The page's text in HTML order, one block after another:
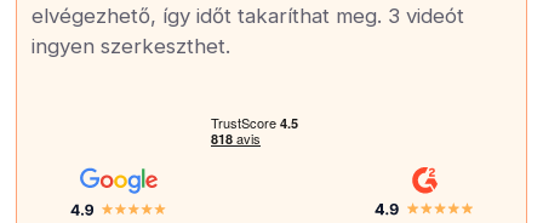
elvégezhető, így időt takaríthat meg. 3 videót
ingyen szerkeszthet.